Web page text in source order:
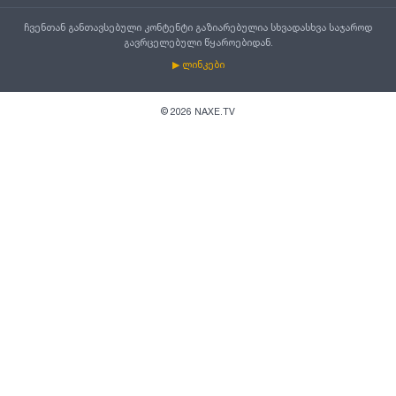
ჩვენთან განთავსებული კონტენტი გაზიარებულია სხვადასხვა საჯაროდ
გავრცელებული წყაროებიდან.
▶ ლინკები
© 2026 NAXE.TV